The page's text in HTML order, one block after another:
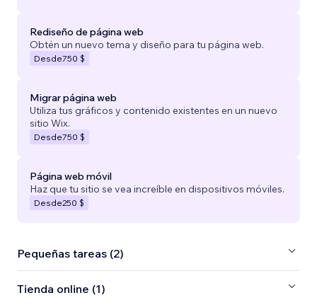
Rediseño de página web
Obtén un nuevo tema y diseño para tu página web.
Desde750 $
Migrar página web
Utiliza tus gráficos y contenido existentes en un nuevo
sitio Wix.
Desde750 $
Página web móvil
Haz que tu sitio se vea increíble en dispositivos móviles.
Desde250 $
Pequeñas tareas (2)
Tienda online (1)